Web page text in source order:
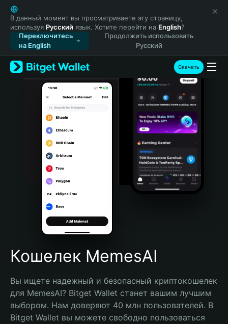
English
日本語
Tiếng Việt
Русский
Español (Latinoamérica)
Türkçe
Italiano
Português (Portugal)
Bahasa Indonesia
Português (Brasil)
Español (Argentina)
В данный момент вы просматриваете эту страницу,
используя Русский язык. Хотите перейти на English?
Переключитесь
на English
Продолжить использовать
Русский
Скачать
Кошелек MemesAI
Вы ищете надежный и безопасный криптокошелек
для MemesAI? Bitget Wallet станет вашим лучшим
выбором. Нам доверяют 40 млн пользователей. В
Bitget Wallet вы можете свободно пользоваться